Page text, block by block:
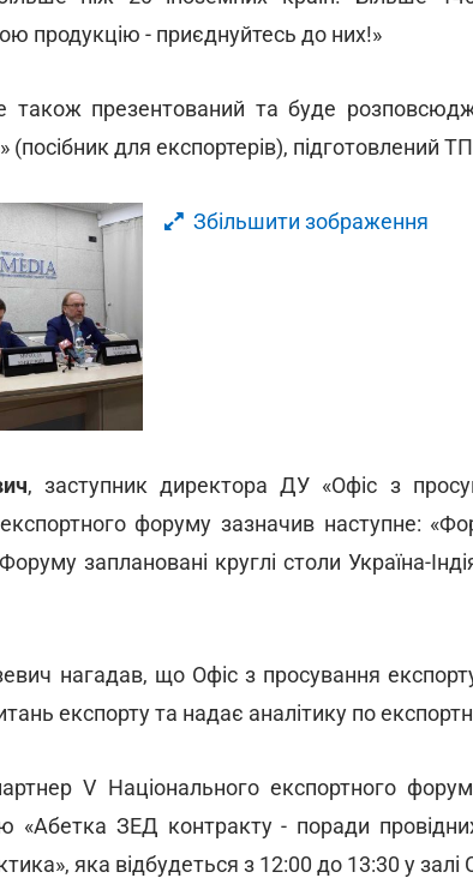
продукцію - приєднуйтесь до них!»
також презентований та буде
(посібник для експортерів), підготовлений
Збільшити зображення
, заступник директора ДУ «Офіс з
форуму зазначив наступне:
заплановані круглі столи Україна-
нагадав, що Офіс з просування
експорту та надає аналітику по
V Національного експортного
«Абетка ЗЕД контракту - поради
яка відбудеться з 12:00 до 13:30 у